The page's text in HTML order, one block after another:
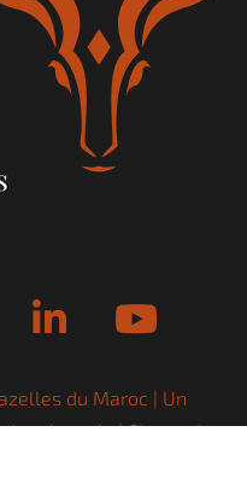
LinkedIn
du Maroc | Un
réservés |Charte de